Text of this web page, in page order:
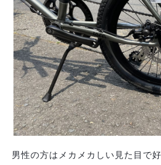
男性の方はメカメカしい見た目で